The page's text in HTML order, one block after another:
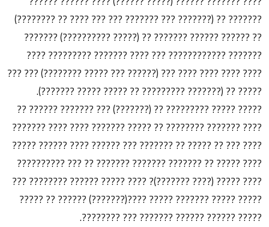
??????? ?? (??????? ??? ??????? ??? ??? ???? ?? ????????)
?? ?????? ?????? ??????? ?? (????? ??????????) ???????
??????? ???????????? ??? ???? ??????? ????????? ????
???? ???? ???? ???? ??? (?????? ??? ????? ????????) ??? ???
????? ?? (??????? ????????? ?? ????? ????? ???????).
????? ????? ????????? ?? (???????) ??? ??????? ?????? ??
???? ??????? ???????? ?? ????? ??????? ???? ???? ???????
???? ??? ?? ????? ?? ??????? ??? ?????? ???? ?????? ?????
???? ????? ?? ??????? ??????? ??????? ?? ??? ??????????
???? ????? (???? ???????)? ???? ????? ?????? ???????? ???
????? ????? ??????? ????? ????(???????) ?????? ?? ?????
????? ?????? ?????? ??????? ??? ????????.